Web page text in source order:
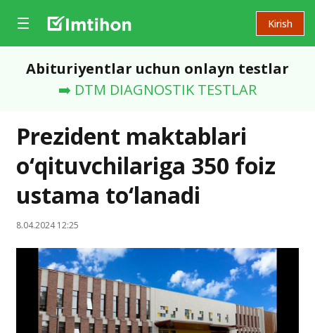
Kirish
Abituriyentlar uchun onlayn testlar
➡️ DTM DIAGNOSTIK TESTLAR
Prezident maktablari
o‘qituvchilariga 350 foiz
ustama to‘lanadi
8.04.2024 12:25